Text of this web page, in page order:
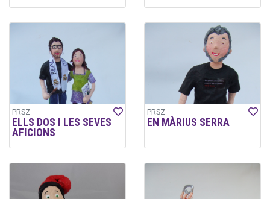
PRSZ
ELLS DOS I LES SEVES
AFICIONS
PRSZ
EN MÀRIUS SERRA